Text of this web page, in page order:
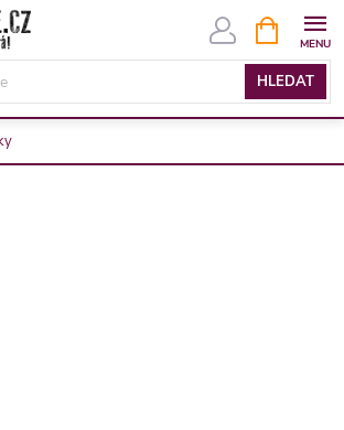
HLEDAT
NÁKUPNÍ
KOŠÍK